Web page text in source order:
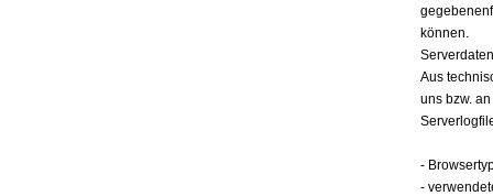
können.
Serverdaten
Aus
uns bzw.
-
-